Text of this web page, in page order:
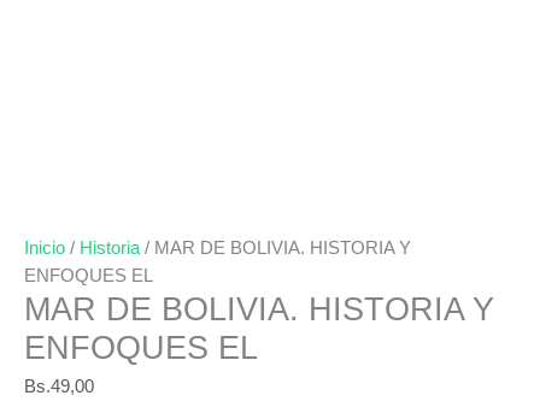
Inicio / Historia / MAR DE BOLIVIA. HISTORIA Y
ENFOQUES EL
MAR DE BOLIVIA. HISTORIA Y
ENFOQUES EL
Bs.49,00